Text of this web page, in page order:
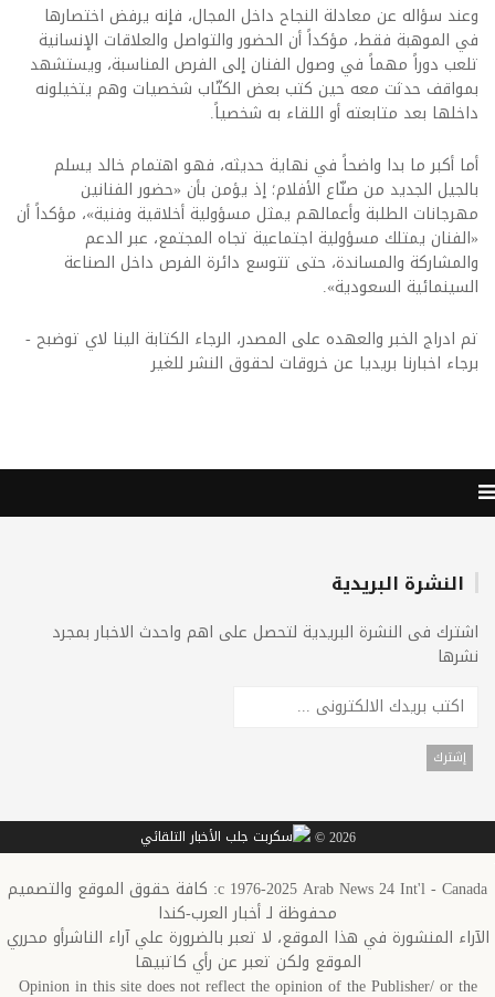
وعند سؤاله عن معادلة النجاح داخل المجال، فإنه يرفض اختصارها
في الموهبة فقط، مؤكداً أن الحضور والتواصل والعلاقات الإنسانية
تلعب دوراً مهماً في وصول الفنان إلى الفرص المناسبة، ويستشهد
بمواقف حدثت معه حين كتب بعض الكتّاب شخصيات وهم يتخيلونه
داخلها بعد متابعته أو اللقاء به شخصياً.
أما أكبر ما بدا واضحاً في نهاية حديثه، فهو اهتمام خالد يسلم
بالجيل الجديد من صنّاع الأفلام؛ إذ يؤمن بأن «حضور الفنانين
مهرجانات الطلبة وأعمالهم يمثل مسؤولية أخلاقية وفنية»، مؤكداً أن
«الفنان يمتلك مسؤولية اجتماعية تجاه المجتمع، عبر الدعم
والمشاركة والمساندة، حتى تتوسع دائرة الفرص داخل الصناعة
السينمائية السعودية».
تم ادراج الخبر والعهده على المصدر، الرجاء الكتابة الينا لاي توضبح -
برجاء اخبارنا بريديا عن خروقات لحقوق النشر للغير
النشرة البريدية
اشترك فى النشرة البريدية لتحصل على اهم واحدث الاخبار بمجرد
نشرها
2026 ©
c 1976-2025 Arab News 24 Int'l - Canada: كافة حقوق الموقع والتصميم
محفوظة لـ أخبار العرب-كندا
الآراء المنشورة في هذا الموقع، لا تعبر بالضرورة علي آراء الناشرأو محرري
الموقع ولكن تعبر عن رأي كاتبيها
Opinion in this site does not reflect the opinion of the Publisher/ or the